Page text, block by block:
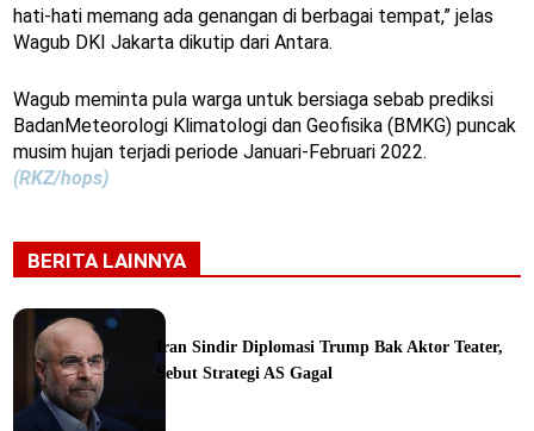
hati-hati memang ada genangan di berbagai tempat,” jelas
Wagub DKI Jakarta dikutip dari Antara.
Wagub meminta pula warga untuk bersiaga sebab prediksi
BadanMeteorologi Klimatologi dan Geofisika (BMKG) puncak
musim hujan terjadi periode Januari-Februari 2022.
(RKZ/hops)
BERITA LAINNYA
Iran Sindir Diplomasi Trump Bak Aktor Teater,
Sebut Strategi AS Gagal